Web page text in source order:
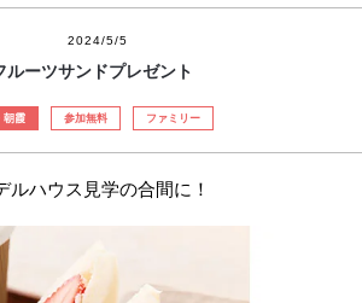
2024/5/5
ルーツサンドプレゼント
朝霞 参加無料 ファミリー
ルハウス見学の合間に！